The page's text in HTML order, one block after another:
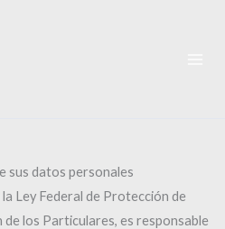
sus datos personales
Ley Federal de Protección de
los Particulares, es responsable